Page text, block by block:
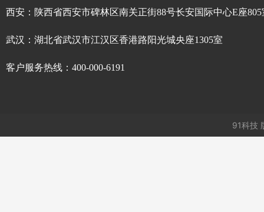
西安：陕西省西安市碑林区南关正街88号长安国际中心E座805
武汉：湖北省武汉市江汉区香港路阳光城央座1305室
客户服务热线：400-000-6191
91科技